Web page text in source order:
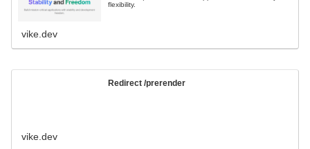
flexibility.
vike.dev
Redirect /prerender
vike.dev